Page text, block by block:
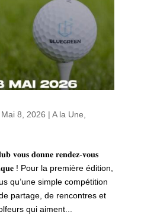
Mai 8, 2026 | A la Une,
𝐯𝐨𝐮𝐬 𝐝𝐨𝐧𝐧𝐞 𝐫𝐞𝐧𝐝𝐞𝐳-𝐯𝐨𝐮𝐬
! Pour la première édition,
qu’une simple compétition
partage, de rencontres et
qui aiment...